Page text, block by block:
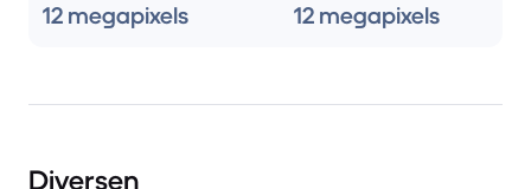
12 megapixels 12 megapixels
Diversen